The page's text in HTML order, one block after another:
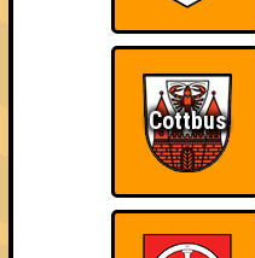
Angemeldete Teams
Cottbus